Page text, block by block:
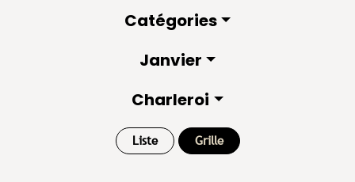
Catégories
Janvier
Charleroi
Liste Grille